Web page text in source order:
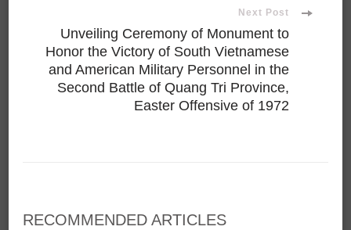
Next Post
Unveiling Ceremony of Monument to
Honor the Victory of South Vietnamese
and American Military Personnel in the
Second Battle of Quang Tri Province,
Easter Offensive of 1972
RECOMMENDED ARTICLES